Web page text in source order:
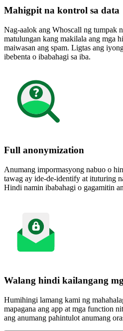
Mahigpit na kontrol sa data
Nag-aalok ang Whoscall ng tumpak
matulungan kang makilala ang mga
maiwasan ang spam. Ligtas ang
ibebenta o ibabahagi sa iba.
Full anonymization
Anumang impormasyong nabuo o
tawag ay ide-de-identify at ituturing
Hindi namin ibabahagi o gagamitin
Walang hindi kailangang
Humihingi lamang kami ng
mapagana ang app at mga function
ang anumang pahintulot anumang